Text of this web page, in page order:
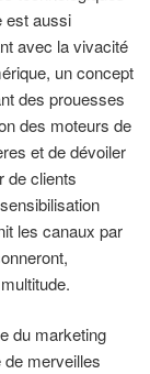
est aussi
avec la vivacité
un concept
des prouesses
des moteurs de
et de dévoiler
de clients
les canaux par
du marketing
merveilles